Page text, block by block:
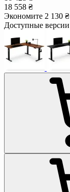
18 558 ₴
Экономите 2 130 ₴
Доступные версии